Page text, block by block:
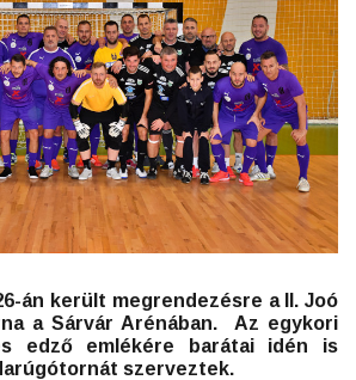
án került megrendezésre a II. Joó
a Sárvár Arénában. Az egykori
edző emlékére barátai idén is
szerveztek.